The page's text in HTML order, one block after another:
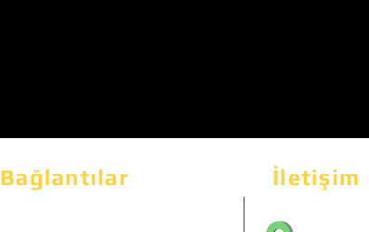
Bağlantılar İletişim